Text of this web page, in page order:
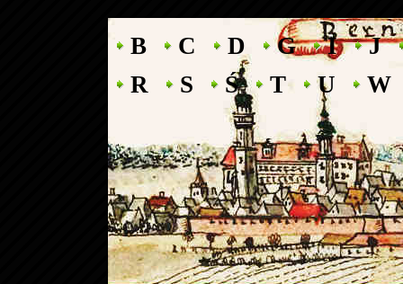
B C D G I
J
R
S Ś T U W